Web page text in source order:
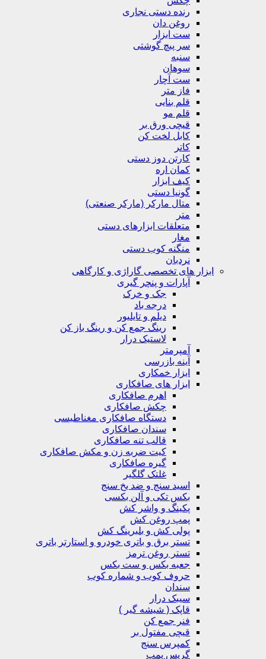
رنده دستی نجاری
روغن دان
ست ابزار
سر پیچ گوشتی
ست آچار
قلم بنایی
قیچی ورق بر
کابل لخت کن
کارتن دوز دستی
کمان اره
کیف ابزار
گونیا دستی
متال مارکر (مارکر صنعتی)
متعلقات ابزارهای دستی
منگنه کوب دستی
ابزار های تخصصی گاراژی و کارگاهی
آپارات و پنچر گیری
جک و خرک
دیلم و تایلیور
رینگ جمع کن و رینگ باز کن
لاستیک درار
آینه بازرسی
ابزار خمکاری
ابزار های صافکاری
اهرم صافکاری
چکش صافکاری
دستگاه صافکاری مغناطیسی
سندان صافکاری
قالب تنه صافکاری
کیت ضربه زن و مکش صافکاری
گیره صافکاری
غلتک گلگیر
اسید سنج و ضد یخ سنج
بکس تکی و آلن بکسی
پکینگ و واشر کش
پمپ روغن کش
پولی کش و بلبرینگ کش
تستر برق و باتری خودرو و استارتر باتری
تستر روغن ترمز
جعبه بکس و ست بکس
حروف کوب و شماره کوب
سیبک درار
قاپک ( شیشه گیر )
فنر جمع کن
قیچی مفتول بر
کمپرس سنج
گریس پمپ